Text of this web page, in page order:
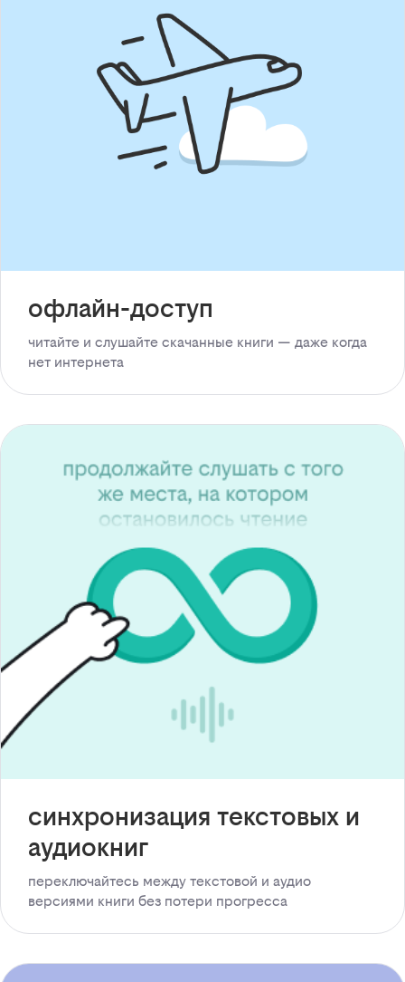
офлайн-доступ
читайте и слушайте скачанные книги — даже когда
нет интернета
синхронизация текстовых и
аудиокниг
переключайтесь между текстовой и аудио
версиями книги без потери прогресса